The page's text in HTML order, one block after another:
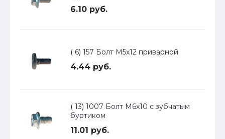
6.10 руб.
( 6) 157 Болт М5х12 приварной
4.44 руб.
( 13) 1007 Болт М6х10 с зубчатым
буртиком
11.01 руб.